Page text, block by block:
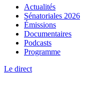
Actualités
Sénatoriales 2026
Émissions
Documentaires
Podcasts
Programme
Le direct